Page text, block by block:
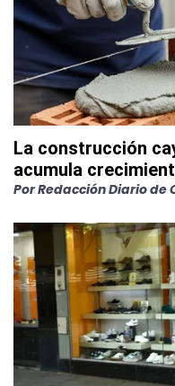
La construcción
acumula
PorRedacción Diario de